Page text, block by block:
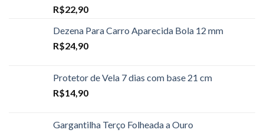
R$22,90
Dezena Para Carro Aparecida Bola 12 mm
R$24,90
Protetor de Vela 7 dias com base 21 cm
R$14,90
Gargantilha Terço Folheada a Ouro